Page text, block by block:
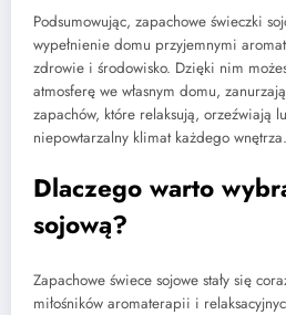
Podsumowując, zapachowe świeczki
wypełnienie domu przyjemnymi
zdrowie i środowisko. Dzięki nim
atmosferę we własnym domu,
zapachów, które relaksują, orzeźwiają
niepowtarzalny klimat każdego wnętrza.
Dlaczego warto
sojową?
Zapachowe świece sojowe stały się
miłośników aromaterapii i